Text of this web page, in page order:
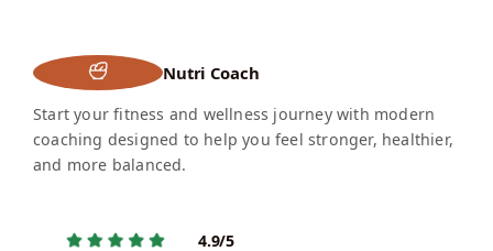
Nutri Coach
Start your fitness and wellness journey with modern
coaching designed to help you feel stronger, healthier,
and more balanced.
4.9/5